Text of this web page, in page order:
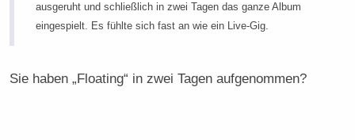
ausgeruht und schließlich in zwei Tagen das ganze Album
eingespielt. Es fühlte sich fast an wie ein Live-Gig.
Sie haben „Floating“ in zwei Tagen aufgenommen?